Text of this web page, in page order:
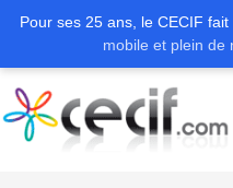
Pour ses 25 ans, le CECIF
mobile et plein de